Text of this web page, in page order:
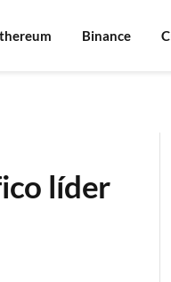
Binance
líder